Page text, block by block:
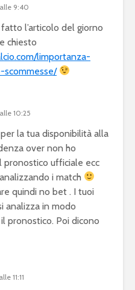
9:40
l’articolo del giorno
chiesto
limportanza-
10:25
la tua disponibilità alla
over non ho
pronostico ufficiale ecc
i match
quindi no bet . I tuoi
analizza in modo
pronostico. Poi dicono
11:11